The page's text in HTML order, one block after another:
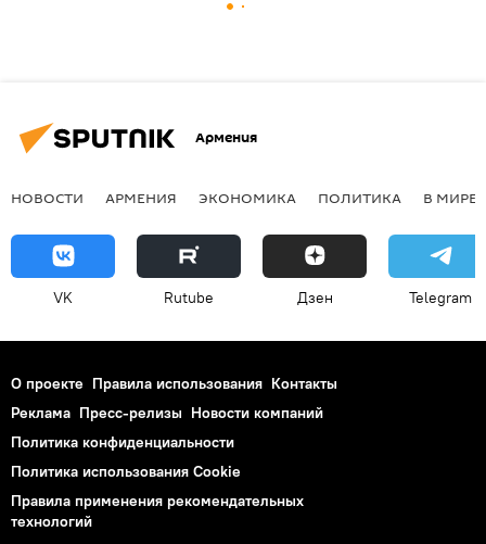
Армения
НОВОСТИ АРМЕНИЯ ЭКОНОМИКА ПОЛИТИКА В МИРЕ
VK Rutube Дзен Telegram
О проекте Правила использования Контакты
Реклама Пресс-релизы Новости компаний
Политика конфиденциальности
Политика использования Cookie
Правила применения рекомендательных
технологий